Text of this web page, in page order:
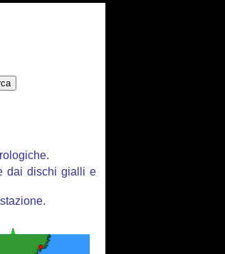
dai dischi gialli e